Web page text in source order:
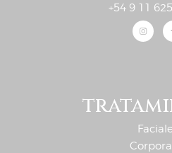
+54 9 11